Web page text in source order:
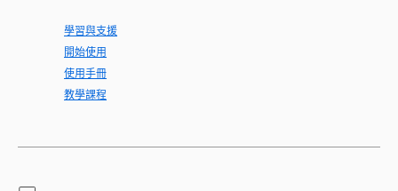
學習與支援
開始使用
使用手冊
教學課程